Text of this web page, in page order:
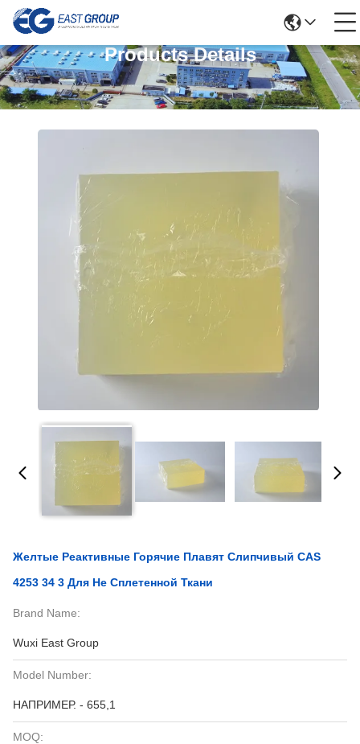
Products Details
Желтые Реактивные Горячие Плавят Слипчивый CAS
4253 34 3 Для Не Сплетенной Ткани
Brand Name:
Wuxi East Group
Model Number:
НАПРИМЕР. - 655,1
MOQ: